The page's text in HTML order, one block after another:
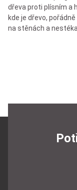
dřeva proti plísním a
kde je dřevo,
na stěnách a